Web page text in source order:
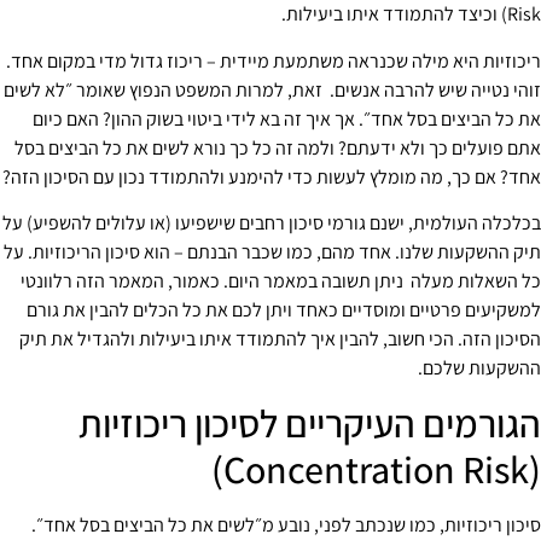
Risk) וכיצד להתמודד איתו ביעילות.
ריכוזיות היא מילה שכנראה משתמעת מיידית – ריכוז גדול מדי במקום אחד.
זוהי נטייה שיש להרבה אנשים. זאת, למרות המשפט הנפוץ שאומר ״לא לשים
את כל הביצים בסל אחד״. אך איך זה בא לידי ביטוי בשוק ההון? האם כיום
אתם פועלים כך ולא ידעתם? ולמה זה כל כך נורא לשים את כל הביצים בסל
אחד? אם כך, מה מומלץ לעשות כדי להימנע ולהתמודד נכון עם הסיכון הזה?
בכלכלה העולמית, ישנם גורמי סיכון רחבים שישפיעו (או עלולים להשפיע) על
תיק ההשקעות שלנו. אחד מהם, כמו שכבר הבנתם – הוא סיכון הריכוזיות. על
כל השאלות מעלה ניתן תשובה במאמר היום. כאמור, המאמר הזה רלוונטי
למשקיעים פרטיים ומוסדיים כאחד ויתן לכם את כל הכלים להבין את גורם
הסיכון הזה. הכי חשוב, להבין איך להתמודד איתו ביעילות ולהגדיל את תיק
ההשקעות שלכם.
הגורמים העיקריים לסיכון ריכוזיות
(Concentration Risk)
סיכון ריכוזיות, כמו שנכתב לפני, נובע מ״לשים את כל הביצים בסל אחד״.